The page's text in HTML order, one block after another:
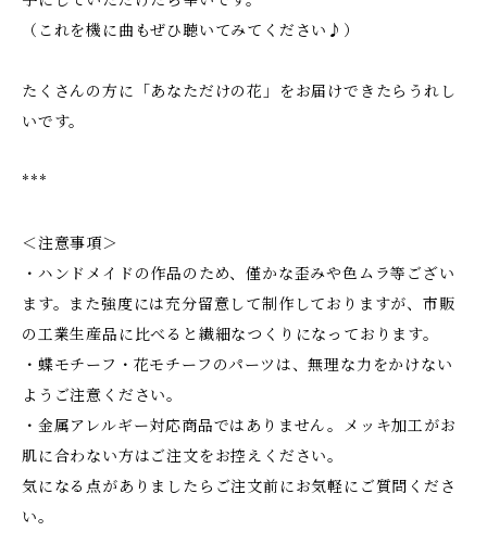
（これを機に曲もぜひ聴いてみてください♪）
たくさんの方に「あなただけの花」をお届けできたらうれし
いです。
***
＜注意事項＞
・ハンドメイドの作品のため、僅かな歪みや色ムラ等ござい
ます。また強度には充分留意して制作しておりますが、市販
の工業生産品に比べると繊細なつくりになっております。
・蝶モチーフ・花モチーフのパーツは、無理な力をかけない
ようご注意ください。
・金属アレルギー対応商品ではありません。メッキ加工がお
肌に合わない方はご注文をお控えください。
気になる点がありましたらご注文前にお気軽にご質問くださ
い。